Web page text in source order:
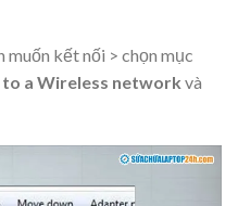
kết nối > chọn mục
a Wireless network và